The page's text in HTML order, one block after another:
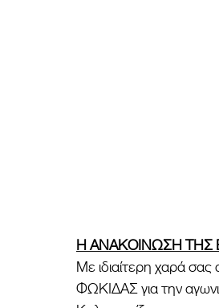
Η ΑΝΑΚΟΙΝΩΣΗ ΤΗΣ
Με ιδιαίτερη χαρά
ΦΩΚΙΔΑΣ για την